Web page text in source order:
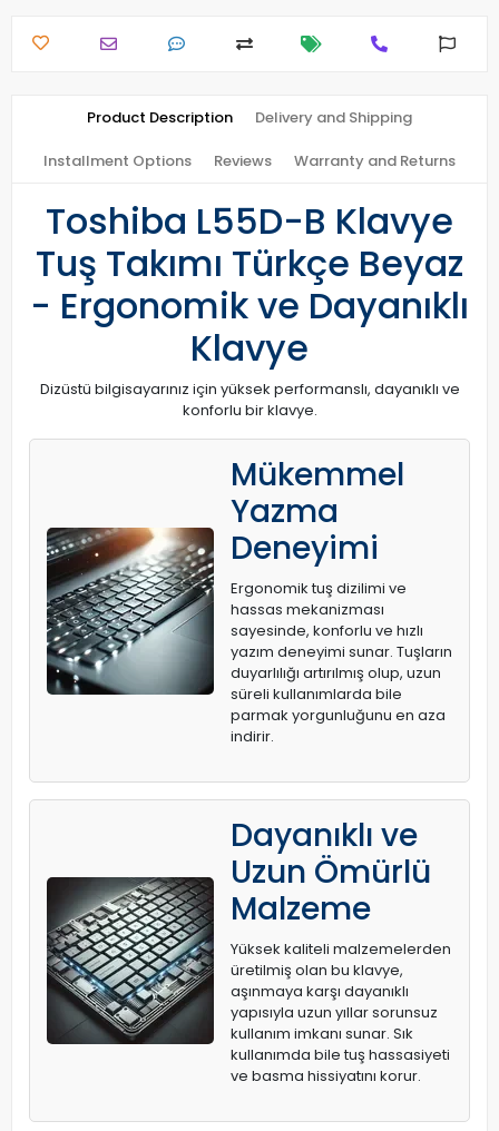
Product Description Delivery and Shipping
Installment Options Reviews Warranty and Returns
Toshiba L55D-B Klavye
Tuş Takımı Türkçe Beyaz
- Ergonomik ve Dayanıklı
Klavye
Dizüstü bilgisayarınız için yüksek performanslı, dayanıklı ve
konforlu bir klavye.
Mükemmel
Yazma
Deneyimi
Ergonomik tuş dizilimi ve
hassas mekanizması
sayesinde, konforlu ve hızlı
yazım deneyimi sunar. Tuşların
duyarlılığı artırılmış olup, uzun
süreli kullanımlarda bile
parmak yorgunluğunu en aza
indirir.
Dayanıklı ve
Uzun Ömürlü
Malzeme
Yüksek kaliteli malzemelerden
üretilmiş olan bu klavye,
aşınmaya karşı dayanıklı
yapısıyla uzun yıllar sorunsuz
kullanım imkanı sunar. Sık
kullanımda bile tuş hassasiyeti
ve basma hissiyatını korur.